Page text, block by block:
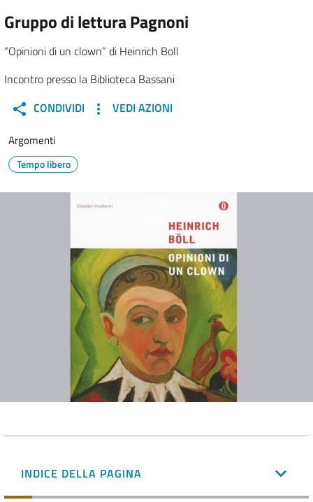
Gruppo di lettura Pagnoni
“Opinioni di un clown” di Heinrich Boll
Incontro presso la Biblioteca Bassani
CONDIVIDI
VEDI AZIONI
Argomenti
Tempo libero
INDICE DELLA PAGINA